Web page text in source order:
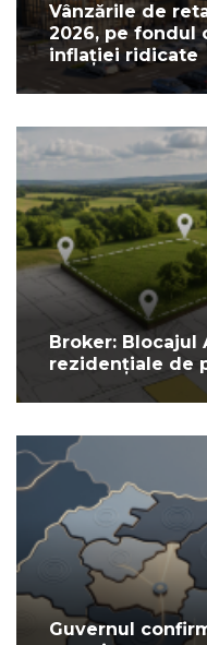
Vânzările de
2026, pe fondul
inflației ridicate
Broker: Blocajul
rezidențiale de
Guvernul